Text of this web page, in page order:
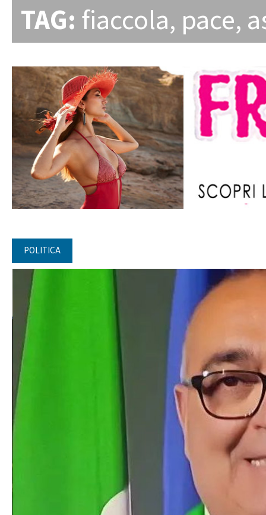
TAG: fiaccola, pace,
POLITICA